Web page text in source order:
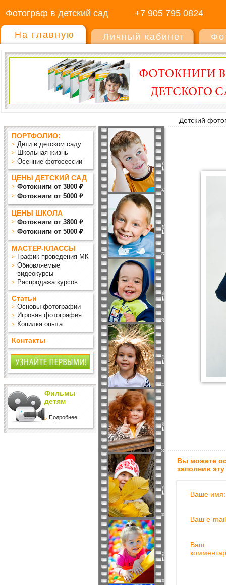
Фотограф в детский сад +7 905 795 0824
На главную Личный кабинет
Детский
ПОРТФОЛИО:
Дети в детском саду
Школьная жизнь
Осенние фотосессии
ЦЕНЫ ДЕТСКИЙ САД
Фотокниги от 3800 ₽
Фотокниги от 5000 ₽
ЦЕНЫ ШКОЛА
Фотокниги от 3800 ₽
Фотокниги от 5000 ₽
МАСТЕР-КЛАССЫ
График проведения МК
Обновляемые
видеокурсы
Распродажа курсов
Статьи
Основы фотографии
Игровая фотография
Копилка опыта
Контакты
Фильмы
детям
Подробнее
Вы можете
заполнив
Ваше имя:
Ваш e-
Ваш